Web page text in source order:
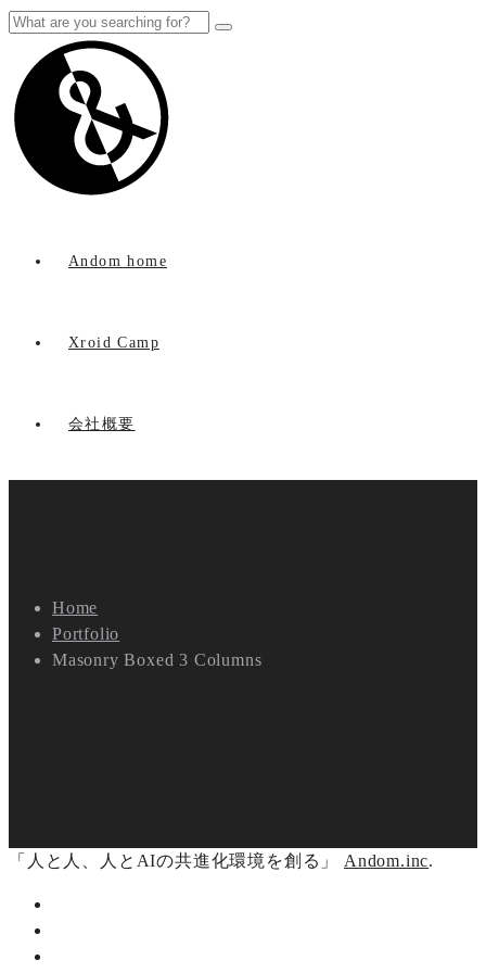
Andom home
Xroid Camp
会社概要
Home
Portfolio
Masonry Boxed 3 Columns
「人と人、人とAIの共進化環境を創る」 Andom.inc.